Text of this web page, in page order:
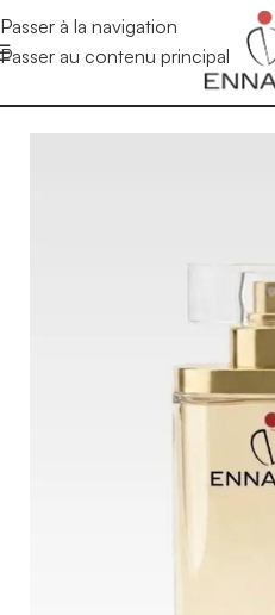
Passer à la navigation
Passer au contenu principal